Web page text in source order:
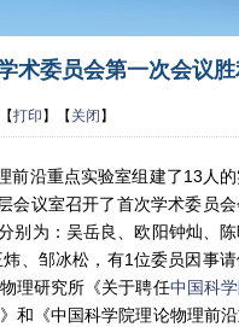
术委员会第一次会议
打印 】【 关闭 】
沿重点实验室组建了13人
会议室召开了首次学术委员会
别为：吴岳良、欧阳钟灿、陈
、邹冰松，有1位委员因事
理研究所《关于聘任中国科
和《中国科学院理论物理前